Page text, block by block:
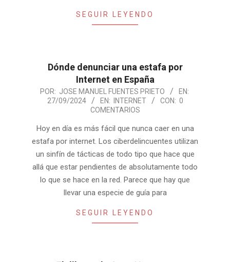
SEGUIR LEYENDO
Dónde denunciar una estafa por
Internet en España
2024-POR: JOSE MANUEL FUENTES PRIETO
EN:
27/09/2024
EN: INTERNET CON: 0
COMENTARIOS
Hoy en día es más fácil que nunca caer en una
estafa por internet. Los ciberdelincuentes utilizan
un sinfín de tácticas de todo tipo que hace que
allá que estar pendientes de absolutamente todo
lo que se hace en la red. Parece que hay que
llevar una especie de guía para
SEGUIR LEYENDO